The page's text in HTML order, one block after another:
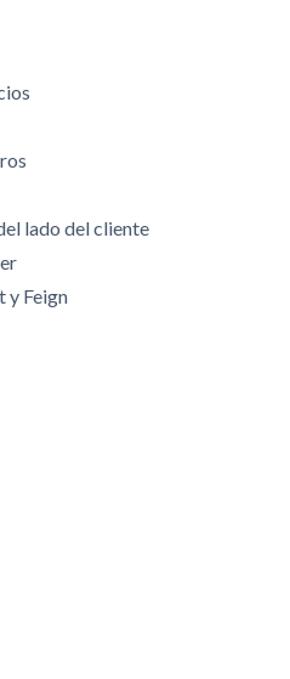
lado del cliente
y Feign